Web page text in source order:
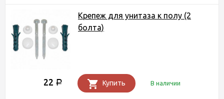
Крепеж для унитаза к полу (2
болта)
22 Р Купить В наличии